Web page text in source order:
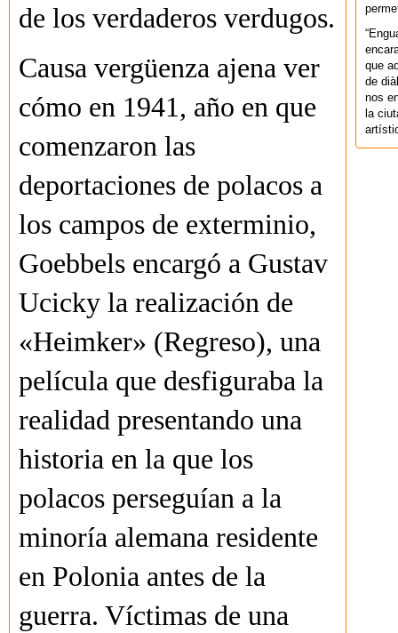
de los verdaderos verdugos.
Causa vergüenza ajena ver
cómo en 1941, año en que
comenzaron las
deportaciones de polacos a
los campos de exterminio,
Goebbels encargó a Gustav
Ucicky la realización de
«Heimker» (Regreso), una
película que desfiguraba la
realidad presentando una
historia en la que los
polacos perseguían a la
minoría alemana residente
en Polonia antes de la
guerra. Víctimas de una
que
de
nos
la